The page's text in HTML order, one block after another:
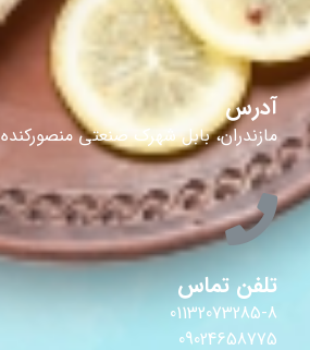
آدرس
مازندران، بابل شهرک صنعتی منصورکنده
تلفن تماس
01132073285-8
09024658775